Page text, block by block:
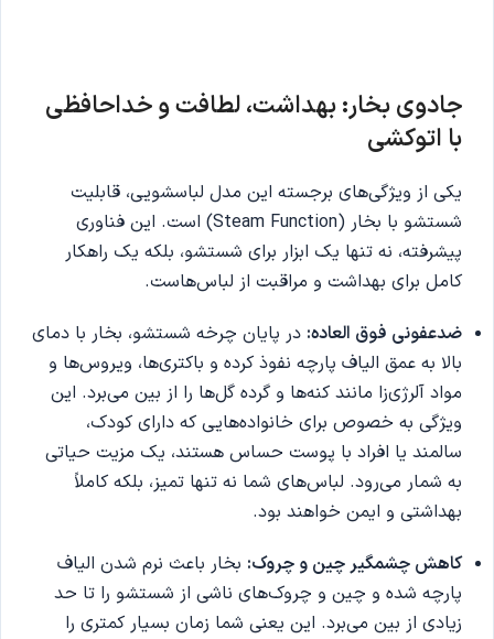
جادوی بخار: بهداشت، لطافت و خداحافظی
با اتوکشی
یکی از ویژگی‌های برجسته این مدل لباسشویی، قابلیت
شستشو با بخار (Steam Function) است. این فناوری
پیشرفته، نه تنها یک ابزار برای شستشو، بلکه یک راهکار
کامل برای بهداشت و مراقبت از لباس‌هاست.
ضدعفونی فوق العاده: در پایان چرخه شستشو، بخار با دمای
بالا به عمق الیاف پارچه نفوذ کرده و باکتری‌ها، ویروس‌ها و
مواد آلرژی‌زا مانند کنه‌ها و گرده گل‌ها را از بین می‌برد. این
ویژگی به خصوص برای خانواده‌هایی که دارای کودک،
سالمند یا افراد با پوست حساس هستند، یک مزیت حیاتی
به شمار می‌رود. لباس‌های شما نه تنها تمیز، بلکه کاملاً
بهداشتی و ایمن خواهند بود.
کاهش چشمگیر چین و چروک: بخار باعث نرم شدن الیاف
پارچه شده و چین و چروک‌های ناشی از شستشو را تا حد
زیادی از بین می‌برد. این یعنی شما زمان بسیار کمتری را